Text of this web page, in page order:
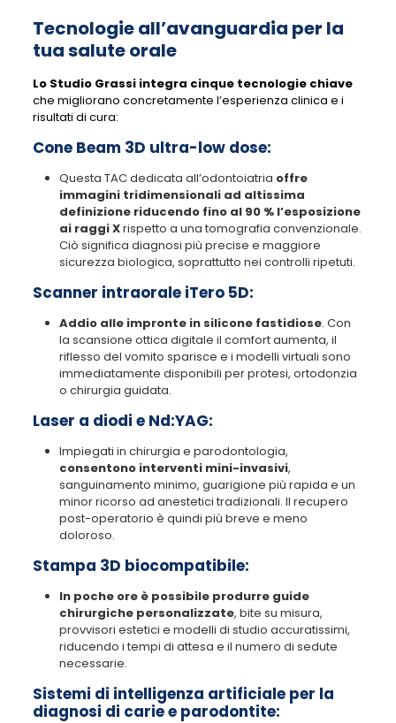
Tecnologie all’avanguardia per la
tua salute orale
Lo Studio Grassi integra cinque tecnologie chiave
che migliorano concretamente l’esperienza clinica e i
risultati di cura:
Cone Beam 3D ultra-low dose:
Questa TAC dedicata all’odontoiatria offre
immagini tridimensionali ad altissima
definizione riducendo fino al 90 % l’esposizione
ai raggi Xrispetto a una tomografia convenzionale.
Ciò significa diagnosi più precise e maggiore
sicurezza biologica, soprattutto nei controlli ripetuti.
Scanner intraorale iTero 5D:
Addio alle impronte in silicone fastidiose. Con
la scansione ottica digitale il comfort aumenta, il
riflesso del vomito sparisce e i modelli virtuali sono
immediatamente disponibili per protesi, ortodonzia
o chirurgia guidata.
Laser a diodi e Nd:YAG:
Impiegati in chirurgia e parodontologia,
consentono interventi mini-invasivi,
sanguinamento minimo, guarigione più rapida e un
minor ricorso ad anestetici tradizionali. Il recupero
post-operatorio è quindi più breve e meno
doloroso.
Stampa 3D biocompatibile:
In poche ore è possibile produrre guide
chirurgiche personalizzate, bite su misura,
provvisori estetici e modelli di studio accuratissimi,
riducendo i tempi di attesa e il numero di sedute
necessarie.
Sistemi di intelligenza artificiale per la
diagnosi di carie e parodontite: